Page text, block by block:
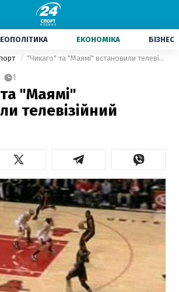
ЕКОНОМІКА БІЗНЕС
"Чикаго" та "Маямі" встановили телевізійний рекорд
1
"Маямі"
телевізійний